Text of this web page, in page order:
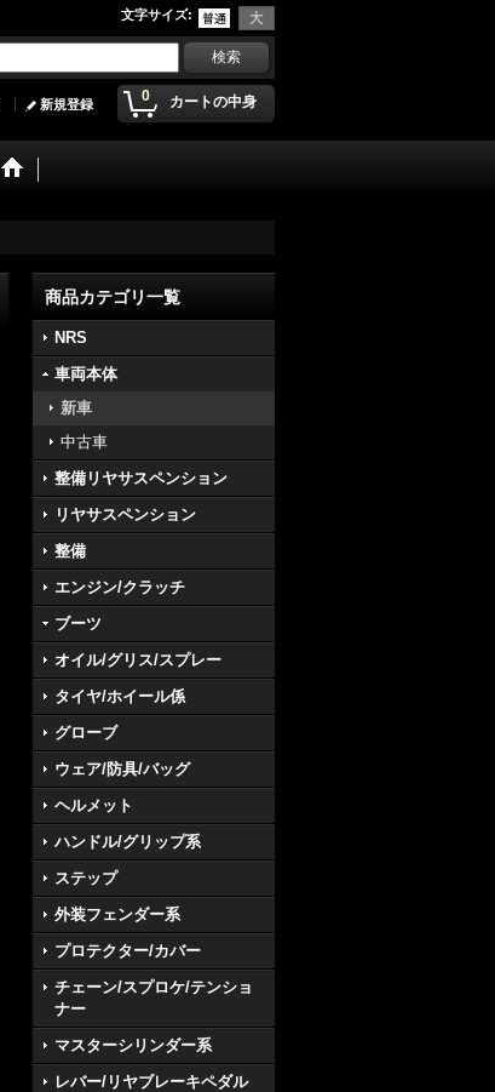
文字サイズ:
0 カートの中身
新規登録
商品カテゴリ一覧
NRS
車両本体
新車
中古車
整備リヤサスペンション
リヤサスペンション
整備
エンジン/クラッチ
ブーツ
オイル/グリス/スプレー
タイヤ/ホイール係
グローブ
ウェア/防具/バッグ
ヘルメット
ハンドル/グリップ系
ステップ
外装フェンダー系
プロテクター/カバー
チェーン/スプロケ/テンショ
ナー
マスターシリンダー系
レバー/リヤブレーキペダル